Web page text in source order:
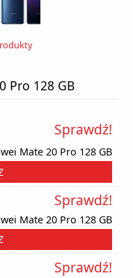
Pro 128 GB
Mate 20 Pro 128 GB
Sprawdź!
Mate 20 Pro 128 GB
Sprawdź!
Sprawdź!